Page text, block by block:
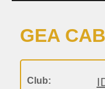
GEA
Club: